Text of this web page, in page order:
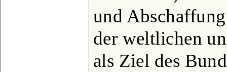
und
der weltlichen
als Ziel des